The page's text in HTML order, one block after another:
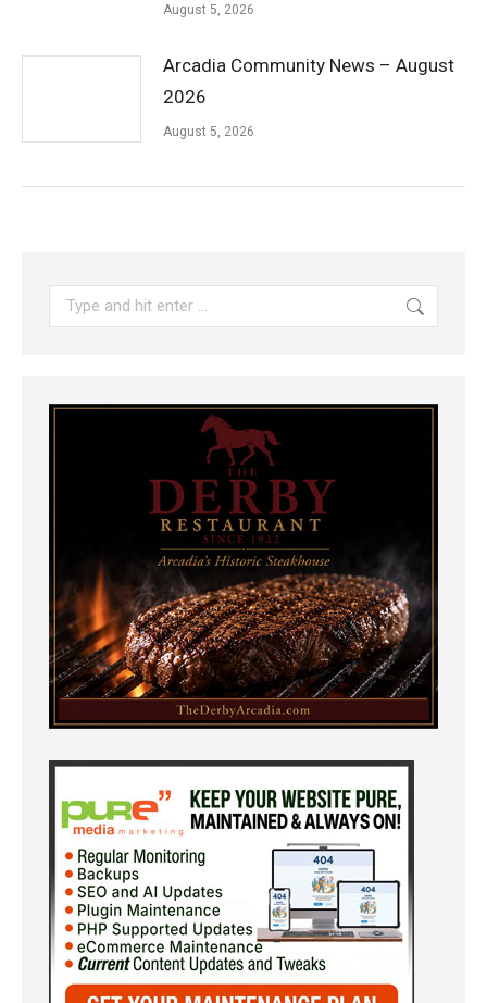
August 5, 2026
Arcadia Community News – August
2026
August 5, 2026
Search: